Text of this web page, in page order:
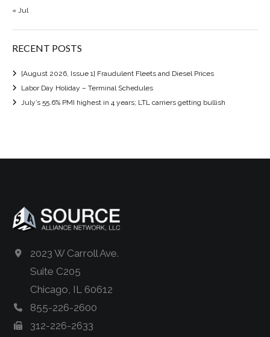
« Jul
RECENT POSTS
[August 2026, Issue 1] Fraudulent Fleets and Diesel Prices
Labor Day Holiday – Terminal Schedules
July’s 55.6% PMI highest in 4 years; LTL carriers getting bullish
2023 W Carroll Ave.
Suite C205
Chicago, IL 60612
855-226-2600
312-226-2633